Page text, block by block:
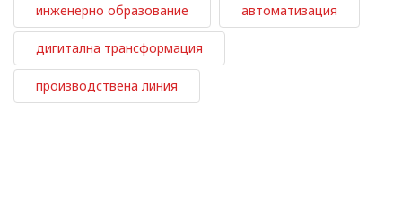
инженерно образование автоматизация
дигитална трансформация
производствена линия